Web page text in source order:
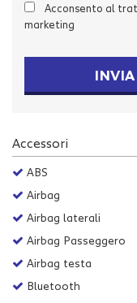
Acconsento al
marketing
Accessori
ABS
Airbag
Airbag laterali
Airbag Passeggero
Airbag testa
Bluetooth
Cookie di
la
le
impostazioni